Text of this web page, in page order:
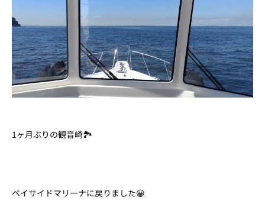
1ヶ月ぶりの観音崎🏞️
ベイサイドマリーナに戻りました😀